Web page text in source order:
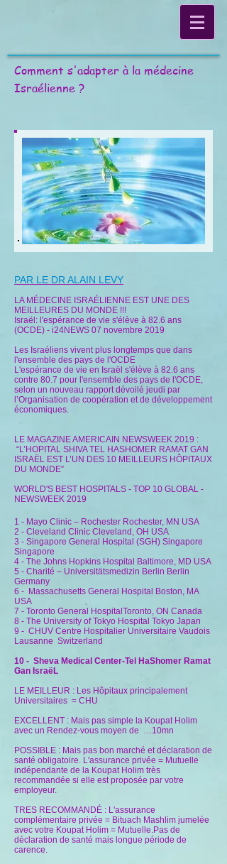
Comment s'adapter à la médecine
Israélienne ?
PAR LE DR ALAIN LEVY
LA MÉDECINE ISRAÉLIENNE EST UNE DES
MEILLEURES DU MONDE !!!
Israël: l'espérance de vie s'élève à 82.6 ans
(OCDE) - i24NEWS 07 novembre 2019
Les Israéliens vivent plus longtemps que dans
l'ensemble des pays de l'OCDE
L'espérance de vie en Israël s'élève à 82.6 ans
contre 80.7 pour l'ensemble des pays de l'OCDE,
selon un nouveau rapport dévoilé jeudi par
l’Organisation de coopération et de développement
économiques.
LE MAGAZINE AMERICAIN NEWSWEEK 2019 :
“L’HOPITAL SHIVA TEL HASHOMER RAMAT GAN
ISRAËL EST L’UN DES 10 MEILLEURS HÔPITAUX
DU MONDE”
WORLD'S BEST HOSPITALS - TOP 10 GLOBAL -
NEWSWEEK 2019
1 - Mayo Clinic – Rochester Rochester, MN USA
2 - Cleveland Clinic Cleveland, OH USA
3 - Singapore General Hospital (SGH) Singapore
Singapore
4 - The Johns Hopkins Hospital Baltimore, MD USA
5 - Charité – Universitätsmedizin Berlin Berlin
Germany
6 - Massachusetts General Hospital Boston, MA
USA
7 - Toronto General HospitalToronto, ON Canada
8 - The University of Tokyo Hospital Tokyo Japan
9 - CHUV Centre Hospitalier Universitaire Vaudois
Lausanne Switzerland
10 - Sheva Medical Center-Tel HaShomer Ramat
Gan IsraëL
LE MEILLEUR : Les Hôpitaux principalement
Universitaires = CHU
EXCELLENT : Mais pas simple la Koupat Holim
avec un Rendez-vous moyen de …10mn
POSSIBLE : Mais pas bon marché et déclaration de
santé obligatoire. L'assurance privée = Mutuelle
indépendante de la Koupat Holim très
recommandée si elle est proposée par votre
employeur.
TRES RECOMMAND É : L'assurance
complémentaire privée = Bituach Mashlim jumelée
avec votre Koupat Holim = Mutuelle.Pas de
déclaration de santé mais longue période de
carence.